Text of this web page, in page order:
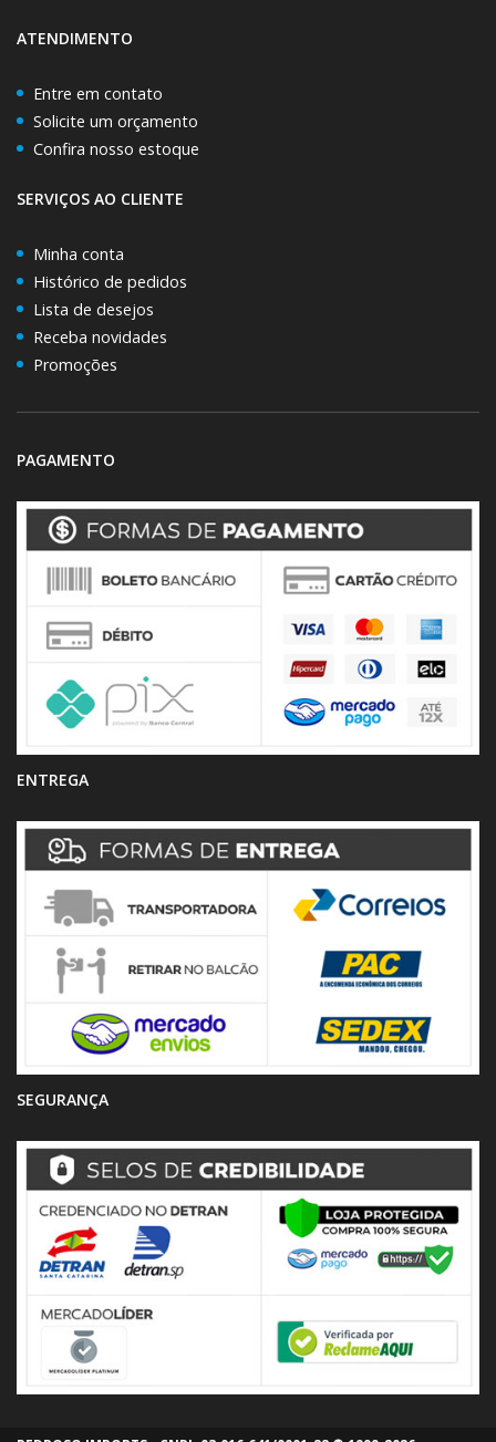
ATENDIMENTO
Entre em contato
Solicite um orçamento
Confira nosso estoque
SERVIÇOS AO CLIENTE
Minha conta
Histórico de pedidos
Lista de desejos
Receba novidades
Promoções
PAGAMENTO
ENTREGA
SEGURANÇA